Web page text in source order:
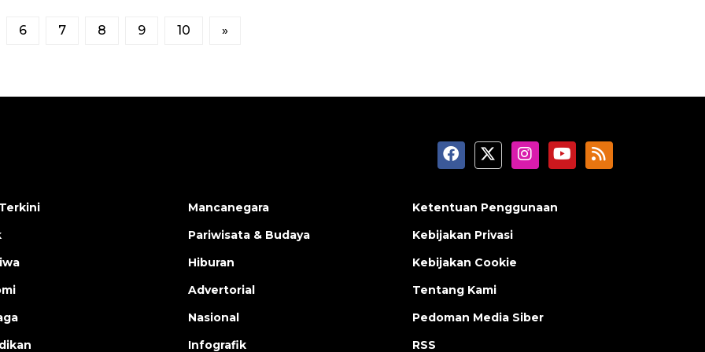
6 7 8 9 10 »
Mancanegara
Pariwisata & Budaya
Hiburan
Advertorial
Nasional
Infografik
Ketentuan Penggunaan
Kebijakan Privasi
Kebijakan Cookie
Tentang Kami
Pedoman Media Siber
RSS